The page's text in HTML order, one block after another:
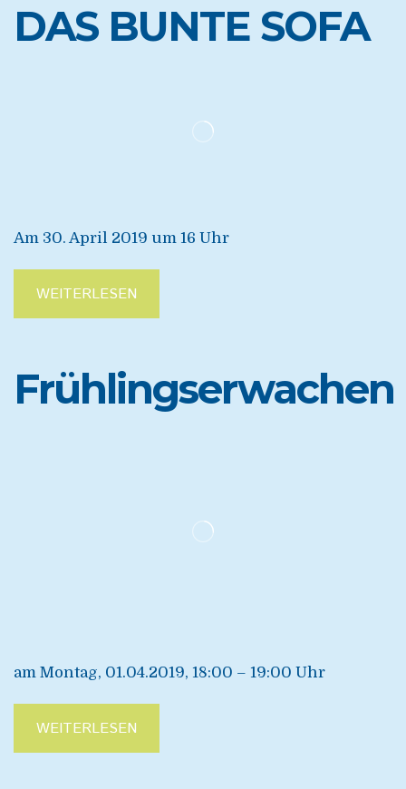
DAS BUNTE SOFA
Am 30. April 2019 um 16 Uhr
WEITERLESEN
Frühlingserwachen
am Montag, 01.04.2019, 18:00 – 19:00 Uhr
WEITERLESEN